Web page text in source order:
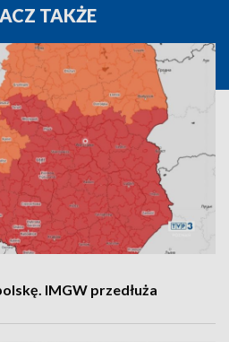
TAKŻE
IMGW przedłuża